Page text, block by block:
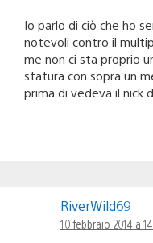
Io parlo di ciò che ho
notevoli contro il
me non ci sta proprio
statura con sopra un
prima di vedeva il nick
RiverWild69
10 febbraio 2014 a